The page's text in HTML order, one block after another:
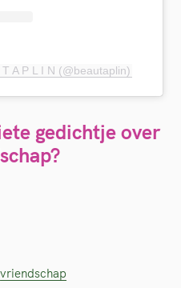
A P L I N (@beautaplin)
gedichtje over
vriendschap